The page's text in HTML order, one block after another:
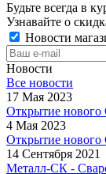
Будьте всегда в
Узнавайте о
Новости
Новости
Все новости
17 Мая 2023
Открытие нового
4 Мая 2023
Открытие
14 Сентября 2021
Металл-СК -